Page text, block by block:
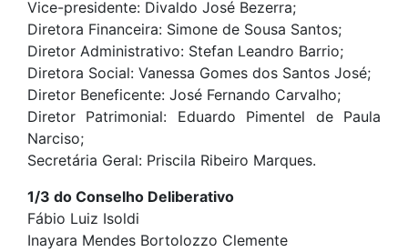
Vice-presidente: Divaldo José Bezerra;
Diretora Financeira: Simone de Sousa Santos;
Diretor Administrativo: Stefan Leandro Barrio;
Diretora Social: Vanessa Gomes dos Santos José;
Diretor Beneficente: José Fernando Carvalho;
Diretor Patrimonial: Eduardo Pimentel de Paula
Narciso;
Secretária Geral: Priscila Ribeiro Marques.
1/3 do Conselho Deliberativo
Fábio Luiz Isoldi
Inayara Mendes Bortolozzo Clemente